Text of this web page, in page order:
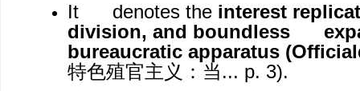
It denotes the interest
division, and boundless
bureaucratic apparatus
特色殖官主义：当... p. 3).